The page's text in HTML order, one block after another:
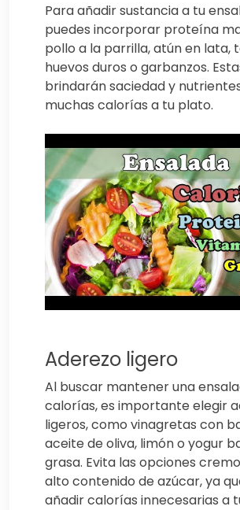
Para añadir sustancia a tu
puedes incorporar proteína
pollo a la parrilla, atún en lata,
huevos duros o garbanzos.
brindarán saciedad y
muchas calorías a tu plato.
Aderezo ligero
Al buscar mantener una
calorías, es importante elegir
ligeros, como vinagretas con
aceite de oliva, limón o yogur
grasa. Evita las opciones
alto contenido de azúcar, ya
añadir calorías innecesarias a